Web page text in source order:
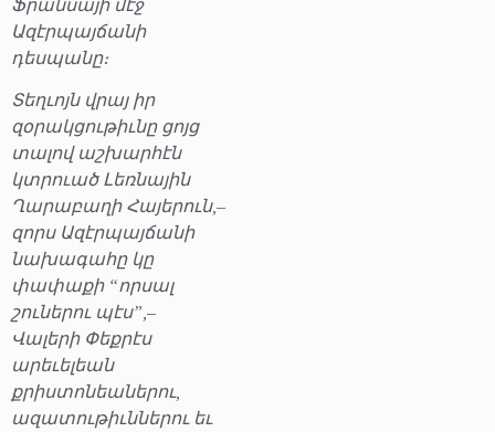
Ֆրանսայի մէջ
Ազէրպայճանի
դեսպանը։
Տեղւոյն վրայ իր
զօրակցութիւնը ցոյց
տալով աշխարհէն
կտրուած Լեռնային
Ղարաբաղի Հայերուն,–
զորս Ազէրպայճանի
նախագահը կը
փափաքի “որսալ
շուներու պէս”,–
Վալերի Փեքրէս
արեւելեան
քրիստոնեաներու,
ազատութիւններու եւ